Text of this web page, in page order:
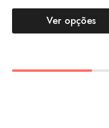
Ver opções